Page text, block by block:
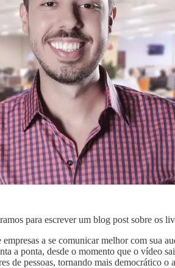
para escrever um blog post sobre os
empresas a se comunicar melhor com sua
a ponta, desde o momento que o vídeo
de pessoas, tornando mais democrático